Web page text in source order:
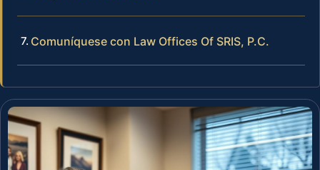
Comuníquese con Law Offices Of SRIS, P.C.